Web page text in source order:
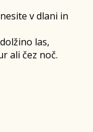
v dlani in
las,
ali čez noč.